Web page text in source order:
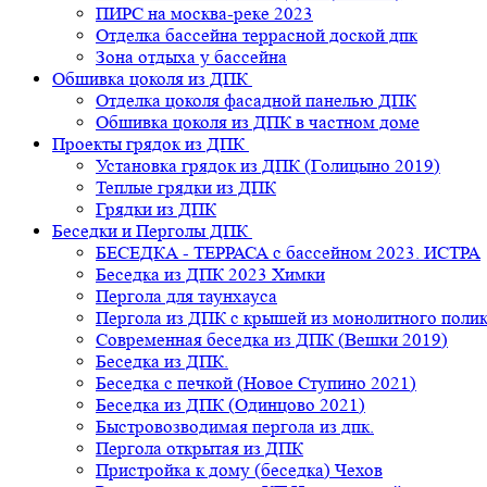
ПИРС на москва-реке 2023
Отделка бассейна террасной доской дпк
Зона отдыха у бассейна
Обшивка цоколя из ДПК
Отделка цоколя фасадной панелью ДПК
Обшивка цоколя из ДПК в частном доме
Проекты грядок из ДПК
Установка грядок из ДПК (Голицыно 2019)
Теплые грядки из ДПК
Грядки из ДПК
Беседки и Перголы ДПК
БЕСЕДКА - ТЕРРАСА с бассейном 2023. ИСТРА
Беседка из ДПК 2023 Химки
Пергола для таунхауса
Пергола из ДПК с крышей из монолитного
Современная беседка из ДПК (Вешки 2019)
Беседка из ДПК.
Беседка с печкой (Новое Ступино 2021)
Беседка из ДПК (Одинцово 2021)
Быстровозводимая пергола из дпк.
Пергола открытая из ДПК
Пристройка к дому (беседка) Чехов